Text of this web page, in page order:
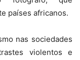
países africanos.
nas sociedades
violentos e